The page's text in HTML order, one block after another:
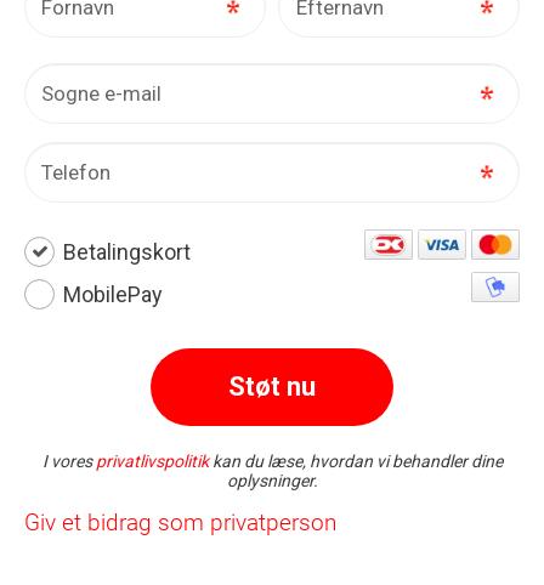
Giv et bidrag som privatperson